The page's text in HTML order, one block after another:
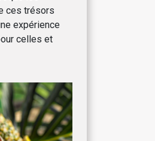
ces trésors
expérience
celles et